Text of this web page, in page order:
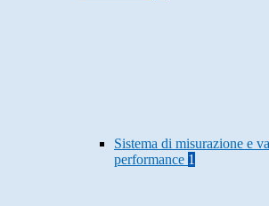
Sistema di misurazione e
performance 1